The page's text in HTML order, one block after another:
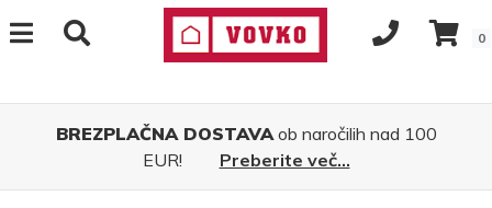
0
BREZPLAČNA DOSTAVAob naročilih nad 100
EUR!
Preberite več...